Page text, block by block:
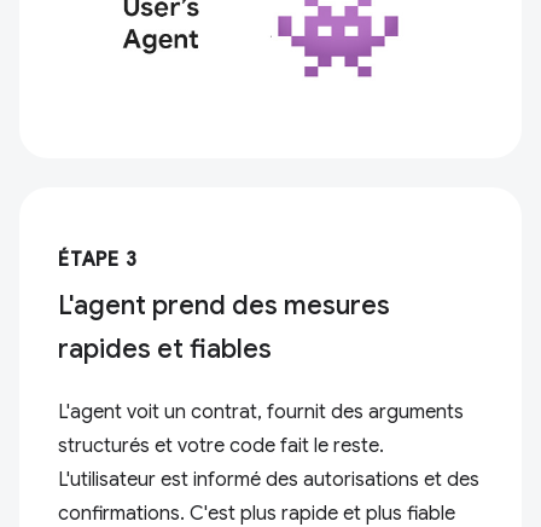
ÉTAPE 3
L'agent prend des mesures
rapides et fiables
L'agent voit un contrat, fournit des arguments
structurés et votre code fait le reste.
L'utilisateur est informé des autorisations et des
confirmations. C'est plus rapide et plus fiable